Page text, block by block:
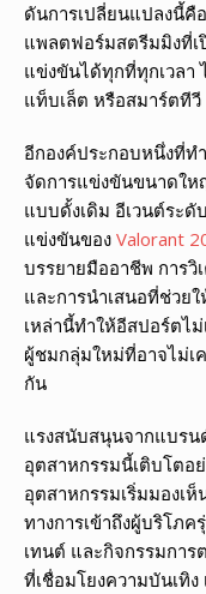
ดันการเปลี่ยนแปลงนี้คื
แพลตฟอร์มสตรีมมิงที่เ
แข่งขันได้ทุกที่ทุกเวลา
แท็บเล็ต หรือสมาร์ตทีวี
อีกองค์ประกอบหนึ่งที่ท
จัดการแข่งขันขนาดให
แบบดั้งเดิม อีเวนต์ระดั
แข่งขันของ Valorant
บรรยายมืออาชีพ การวิ
และการนำเสนอที่ช่วย
เหล่านี้ทำให้อีสปอร์ตไ
ผู้ชมกลุ่มใหม่ที่อาจไม่เ
กัน
แรงสนับสนุนจากแบรน
อุตสาหกรรมนี้เติบโตอ
อุตสาหกรรมเริ่มมองเ
ทางการเข้าถึงผู้บริโภ
เทนต์ และกิจกรรมกา
ที่เชื่อมโยงความบันเทิ